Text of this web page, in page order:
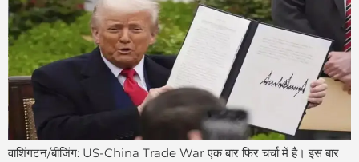
वाशिंगटन/बीजिंग: US-China Trade War एक बार फिर चर्चा में है। इस बार